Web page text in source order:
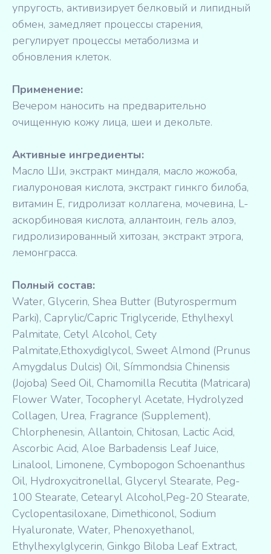
упругость, активизирует белковый и липидный
обмен, замедляет процессы старения,
регулирует процессы метаболизма и
обновления клеток.
Применение:
Вечером наносить на предварительно
очищенную кожу лица, шеи и декольте.
Активные ингредиенты:
Масло Ши, экстракт миндаля, масло жожоба,
гиалуроновая кислота, экстракт гинкго билоба,
витамин Е, гидролизат коллагена, мочевина, L-
аскорбиновая кислота, аллантоин, гель алоэ,
гидролизированный хитозан, экстракт этрога,
лемонграсса.
Полный состав:
Water, Glycerin, Shea Butter (Butyrospermum
Parki), Caprylic/Capric Triglyceride, Ethylhexyl
Palmitate, Cetyl Alcohol, Cety
Palmitate,Ethoxydiglycol, Sweet Almond (Prunus
Amygdalus Dulcis) Oil, Símmondsia Chinensis
(Jojoba) Seed Oil, Chamomilla Recutita (Matricara)
Flower Water, Tocopheryl Acetate, Hydrolyzed
Collagen, Urea, Fragrance (Supplement),
Chlorphenesin, Allantoin, Chitosan, Lactic Acid,
Ascorbic Acid, Aloe Barbadensis Leaf Juice,
Linalool, Limonene, Cymbopogon Schoenanthus
Oil, Hydroxycitronellal, Glyceryl Stearate, Peg-
100 Stearate, Cetearyl Alcohol,Peg-20 Stearate,
Cyclopentasiloxane, Dimethiconol, Sodium
Hyaluronate, Water, Phenoxyethanol,
Ethylhexylglycerin, Ginkgo Biloba Leaf Extract,